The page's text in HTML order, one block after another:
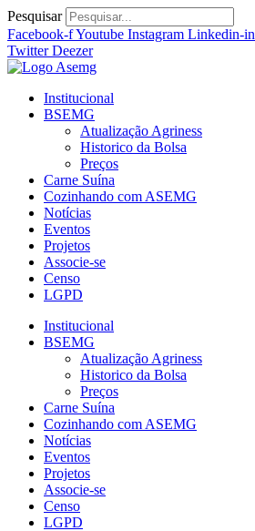
Ir
para
o
conteúdo
Pesquisar
Facebook-fYoutube Instagram Linkedin-in
Twitter Deezer
Institucional
BSEMG
Atualização Agriness
Historico da Bolsa
Preços
Carne Suína
Cozinhando com ASEMG
Notícias
Eventos
Projetos
Associe-se
Censo
LGPD
Institucional
BSEMG
Atualização Agriness
Historico da Bolsa
Preços
Carne Suína
Cozinhando com ASEMG
Notícias
Eventos
Projetos
Associe-se
Censo
LGPD